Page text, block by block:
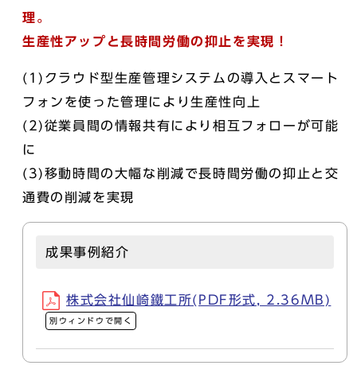
理。
生産性アップと長時間労働の抑止を実現！
(1)クラウド型生産管理システムの導入とスマート
フォンを使った管理により生産性向上
(2)従業員間の情報共有により相互フォローが可能
に
(3)移動時間の大幅な削減で長時間労働の抑止と交
通費の削減を実現
成果事例紹介
株式会社仙崎鐵工所(PDF形式, 2.36MB)
別ウィンドウで開く